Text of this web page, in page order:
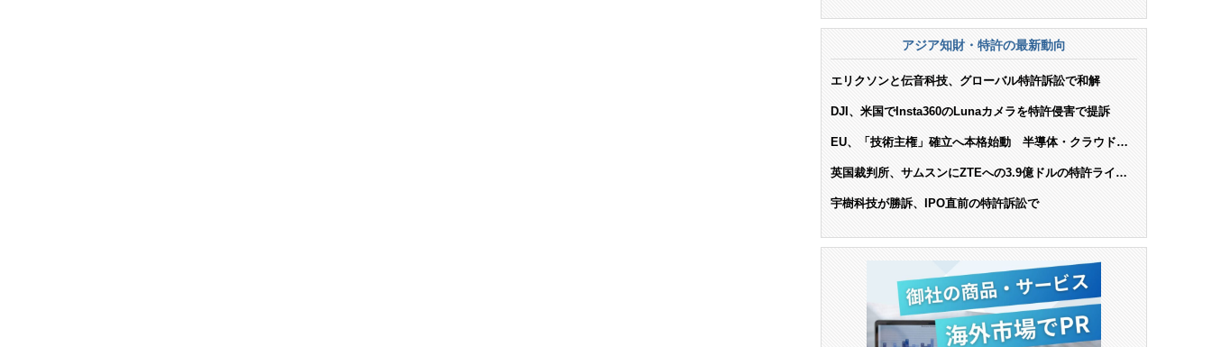
アジア知財・特許の最新動向
エリクソンと伝音科技、グローバル特許訴訟で和解
DJI、米国でInsta360のLunaカメラを特許侵害で提訴
EU、「技術主権」確立へ本格始動 半導体・クラウド・
英国裁判所、サムスンにZTEへの3.9億ドルの特許ライセ
宇樹科技が勝訴、IPO直前の特許訴訟で